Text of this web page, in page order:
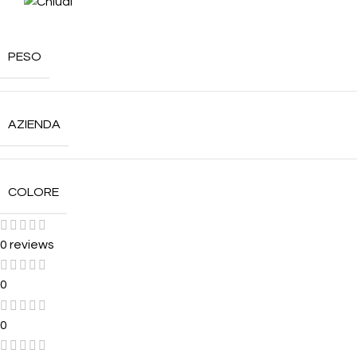
PESO
AZIENDA
COLORE
0 reviews
0
0